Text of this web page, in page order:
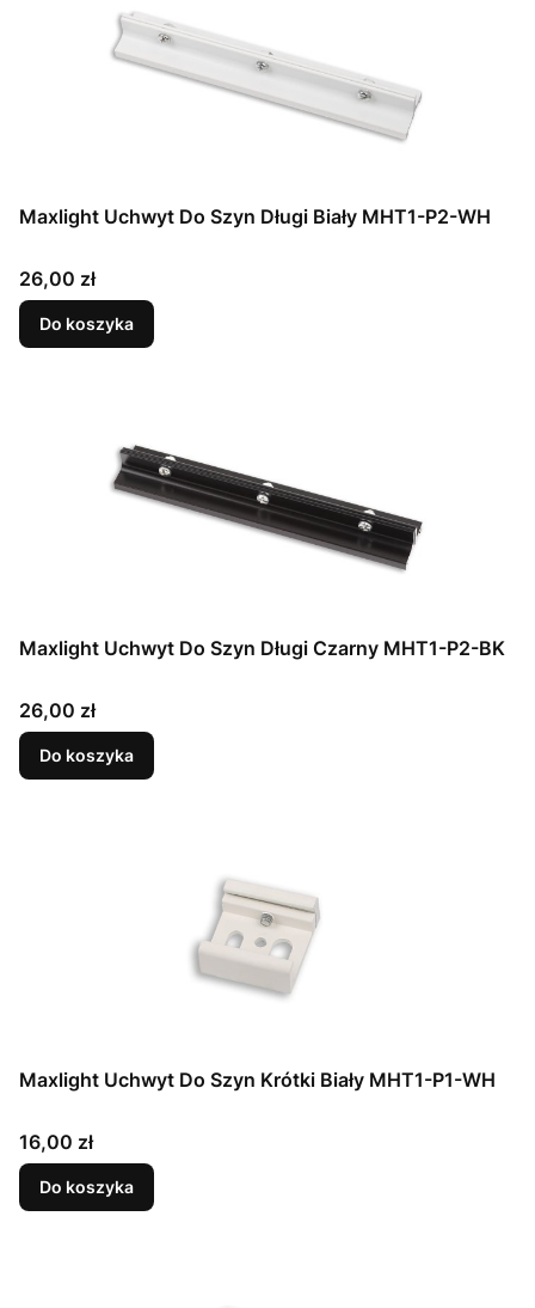
Maxlight Uchwyt Do Szyn Długi Biały MHT1-P2-WH
Cena
26,00 zł
Do koszyka
Maxlight Uchwyt Do Szyn Długi Czarny MHT1-P2-BK
Cena
26,00 zł
Do koszyka
Maxlight Uchwyt Do Szyn Krótki Biały MHT1-P1-WH
Cena
16,00 zł
Do koszyka